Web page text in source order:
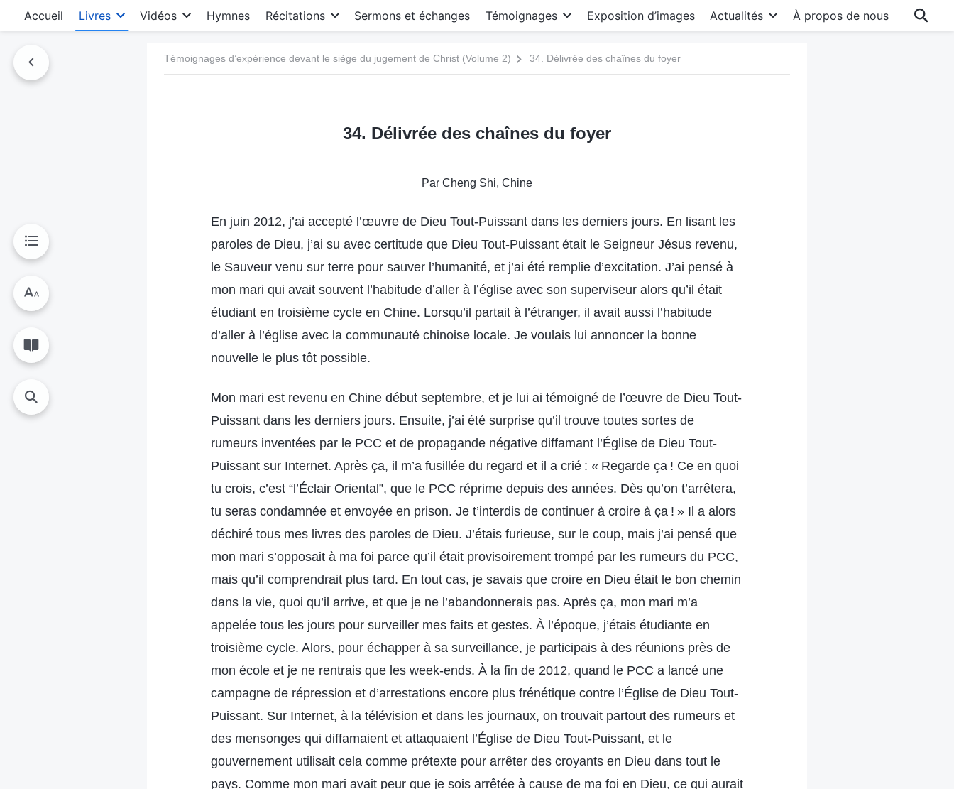
Accueil Livres Vidéos Hymnes Récitations Sermons et échanges Témoignages Exposition d’images Actualités À propos de nous
Témoignages d’expérience devant le siège du jugement de Christ (Volume 2) 34. Délivrée des chaînes du foyer
34. Délivrée des chaînes du foyer
Par Cheng Shi, Chine
En juin 2012, j’ai accepté l’œuvre de Dieu Tout-Puissant dans les derniers jours. En lisant les
paroles de Dieu, j’ai su avec certitude que Dieu Tout-Puissant était le Seigneur Jésus revenu,
le Sauveur venu sur terre pour sauver l’humanité, et j’ai été remplie d’excitation. J’ai pensé à
mon mari qui avait souvent l’habitude d’aller à l’église avec son superviseur alors qu’il était
étudiant en troisième cycle en Chine. Lorsqu’il partait à l’étranger, il avait aussi l’habitude
d’aller à l’église avec la communauté chinoise locale. Je voulais lui annoncer la bonne
nouvelle le plus tôt possible.
Mon mari est revenu en Chine début septembre, et je lui ai témoigné de l’œuvre de Dieu Tout-
Puissant dans les derniers jours. Ensuite, j’ai été surprise qu’il trouve toutes sortes de
rumeurs inventées par le PCC et de propagande négative diffamant l’Église de Dieu Tout-
Puissant sur Internet. Après ça, il m’a fusillée du regard et il a crié : « Regarde ça ! Ce en quoi
tu crois, c’est “l’Éclair Oriental”, que le PCC réprime depuis des années. Dès qu’on t’arrêtera,
tu seras condamnée et envoyée en prison. Je t’interdis de continuer à croire à ça ! » Il a alors
déchiré tous mes livres des paroles de Dieu. J’étais furieuse, sur le coup, mais j’ai pensé que
mon mari s’opposait à ma foi parce qu’il était provisoirement trompé par les rumeurs du PCC,
mais qu’il comprendrait plus tard. En tout cas, je savais que croire en Dieu était le bon chemin
dans la vie, quoi qu’il arrive, et que je ne l’abandonnerais pas. Après ça, mon mari m’a
appelée tous les jours pour surveiller mes faits et gestes. À l’époque, j’étais étudiante en
troisième cycle. Alors, pour échapper à sa surveillance, je participais à des réunions près de
mon école et je ne rentrais que les week-ends. À la fin de 2012, quand le PCC a lancé une
campagne de répression et d’arrestations encore plus frénétique contre l’Église de Dieu Tout-
Puissant. Sur Internet, à la télévision et dans les journaux, on trouvait partout des rumeurs et
des mensonges qui diffamaient et attaquaient l’Église de Dieu Tout-Puissant, et le
gouvernement utilisait cela comme prétexte pour arrêter des croyants en Dieu dans tout le
pays. Comme mon mari avait peur que je sois arrêtée à cause de ma foi en Dieu, ce qui aurait